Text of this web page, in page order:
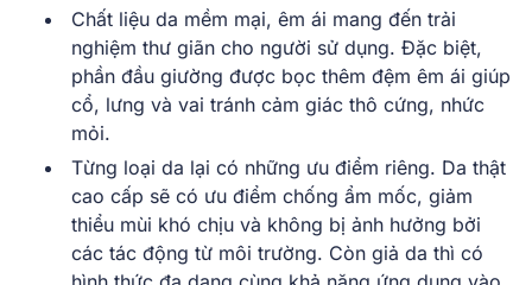
Chất liệu da mềm mại, êm ái mang đến trải
nghiệm thư giãn cho người sử dụng. Đặc biệt,
phần đầu giường được bọc thêm đệm êm ái giúp
cổ, lưng và vai tránh cảm giác thô cứng, nhức
mỏi.
Từng loại da lại có những ưu điểm riêng. Da thật
cao cấp sẽ có ưu điểm chống ẩm mốc, giảm
thiểu mùi khó chịu và không bị ảnh hưởng bởi
các tác động từ môi trường. Còn giả da thì có